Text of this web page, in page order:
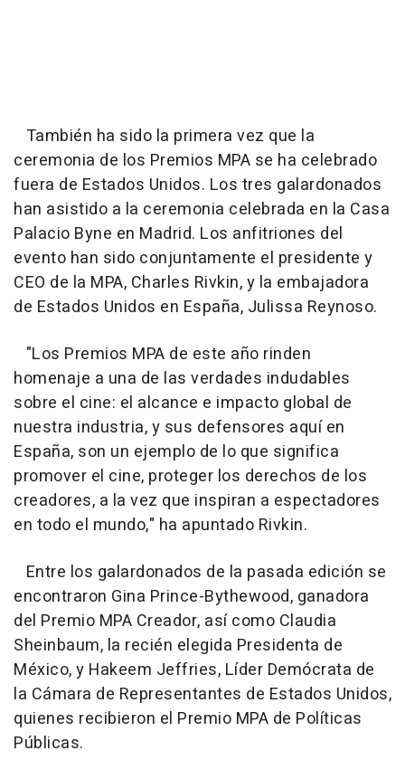
También ha sido la primera vez que la
ceremonia de los Premios MPA se ha celebrado
fuera de Estados Unidos. Los tres galardonados
han asistido a la ceremonia celebrada en la Casa
Palacio Byne en Madrid. Los anfitriones del
evento han sido conjuntamente el presidente y
CEO de la MPA, Charles Rivkin, y la embajadora
de Estados Unidos en España, Julissa Reynoso.
"Los Premios MPA de este año rinden
homenaje a una de las verdades indudables
sobre el cine: el alcance e impacto global de
nuestra industria, y sus defensores aquí en
España, son un ejemplo de lo que significa
promover el cine, proteger los derechos de los
creadores, a la vez que inspiran a espectadores
en todo el mundo," ha apuntado Rivkin.
Entre los galardonados de la pasada edición se
encontraron Gina Prince-Bythewood, ganadora
del Premio MPA Creador, así como Claudia
Sheinbaum, la recién elegida Presidenta de
México, y Hakeem Jeffries, Líder Demócrata de
la Cámara de Representantes de Estados Unidos,
quienes recibieron el Premio MPA de Políticas
Públicas.